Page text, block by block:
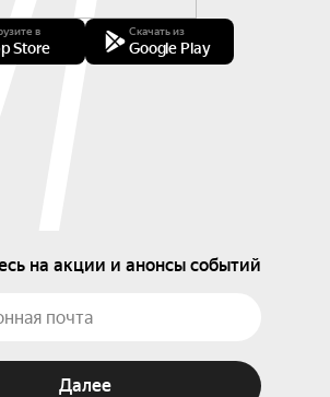
в
Store
Скачать из
Google Play
на акции и анонсы событий
Далее